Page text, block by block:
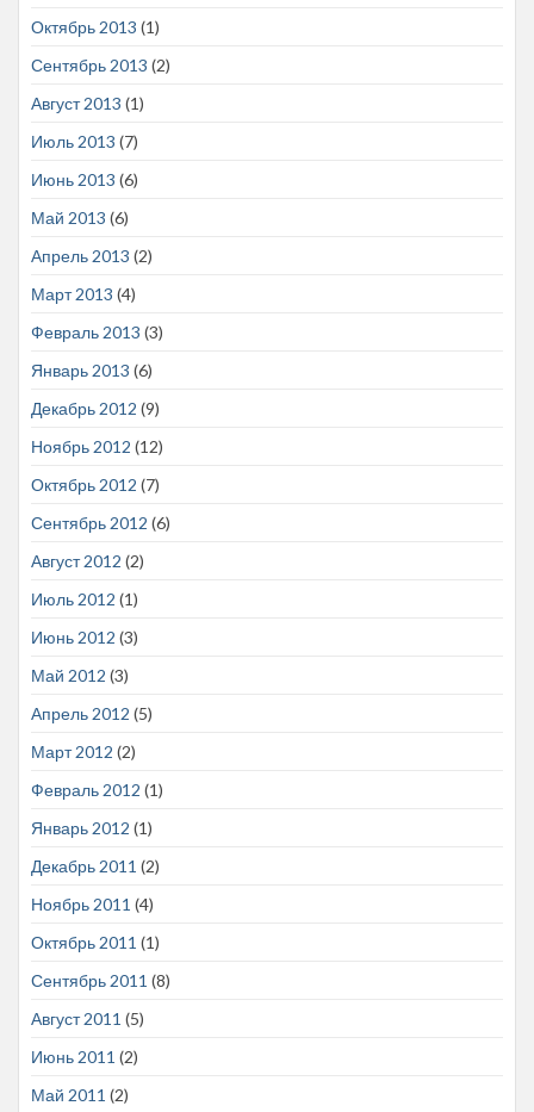
Октябрь 2013 (1)
Сентябрь 2013 (2)
Август 2013 (1)
Июль 2013 (7)
Июнь 2013 (6)
Май 2013 (6)
Апрель 2013 (2)
Март 2013 (4)
Февраль 2013 (3)
Январь 2013 (6)
Декабрь 2012 (9)
Ноябрь 2012 (12)
Октябрь 2012 (7)
Сентябрь 2012 (6)
Август 2012 (2)
Июль 2012 (1)
Июнь 2012 (3)
Май 2012 (3)
Апрель 2012 (5)
Март 2012 (2)
Февраль 2012 (1)
Январь 2012 (1)
Декабрь 2011 (2)
Ноябрь 2011 (4)
Октябрь 2011 (1)
Сентябрь 2011 (8)
Август 2011 (5)
Июнь 2011 (2)
Май 2011 (2)